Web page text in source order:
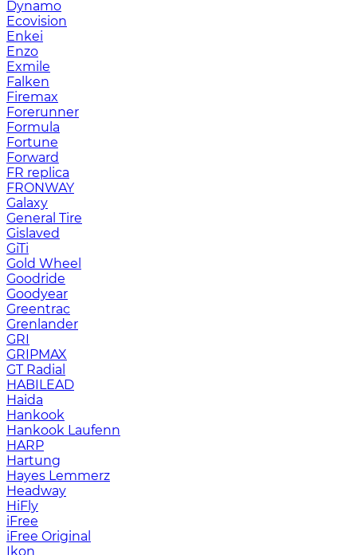
Dynamo
Ecovision
Enkei
Enzo
Exmile
Falken
Firemax
Forerunner
Formula
Fortune
Forward
FR replica
FRONWAY
Galaxy
General Tire
Gislaved
GiTi
Gold Wheel
Goodride
Goodyear
Greentrac
Grenlander
GRI
GRIPMAX
GT Radial
HABILEAD
Haida
Hankook
Hankook Laufenn
HARP
Hartung
Hayes Lemmerz
Headway
HiFly
iFree
iFree Original
Ikon